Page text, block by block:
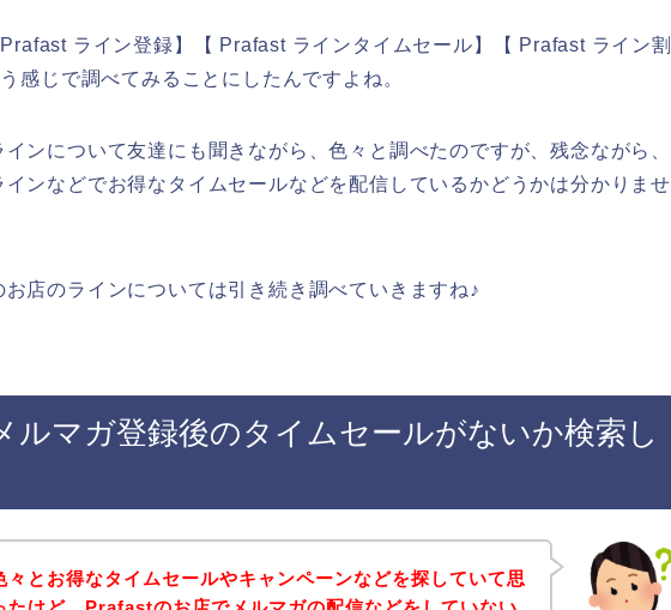
ライン登録】【 Prafast ラインタイムセール】【 Prafast ライン割
感じで調べてみることにしたんですよね。
ンについて友達にも聞きながら、色々と調べたのですが、残念ながら、
ンなどでお得なタイムセールなどを配信しているかどうかは分かりませ
店のラインについては引き続き調べていきますね♪
ルマガ登録後のタイムセールがないか検索し
々とお得なタイムセールやキャンペーンなどを探していて思